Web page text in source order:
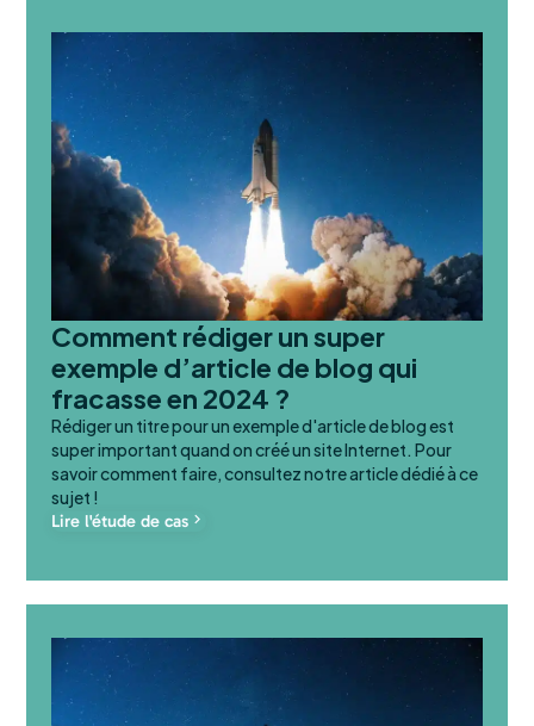
Comment rédiger un super
exemple d’article de blog qui
fracasse en 2024 ?
Rédiger un titre pour un exemple d'article de blog est
super important quand on créé un site Internet. Pour
savoir comment faire, consultez notre article dédié à ce
sujet !
Lire l'étude de cas